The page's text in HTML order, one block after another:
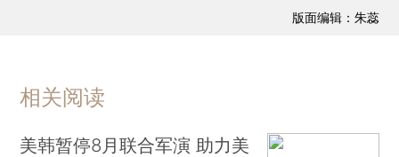
版面编辑：朱蕊
相关阅读
美韩暂停8月联合军演 助力美